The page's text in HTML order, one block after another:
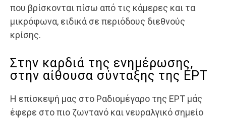
που βρίσκονται πίσω από τις κάμερες και τα
μικρόφωνα, ειδικά σε περιόδους διεθνούς
κρίσης.
Στην καρδιά της ενημέρωσης,
στην αίθουσα σύνταξης της ΕΡΤ
Η επίσκεψή μας στο Ραδιομέγαρο της ΕΡΤ μάς
έφερε στο πιο ζωντανό και νευραλγικό σημείο